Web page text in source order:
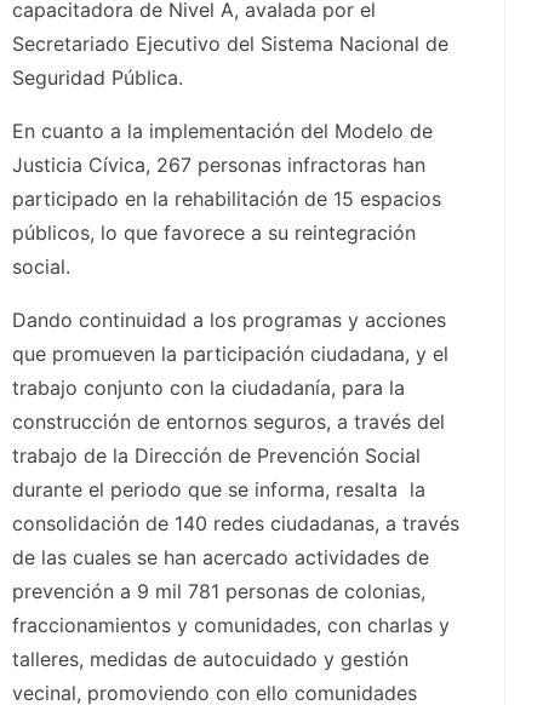
capacitadora de Nivel A, avalada por el
Secretariado Ejecutivo del Sistema Nacional de
Seguridad Pública.
En cuanto a la implementación del Modelo de
Justicia Cívica, 267 personas infractoras han
participado en la rehabilitación de 15 espacios
públicos, lo que favorece a su reintegración
social.
Dando continuidad a los programas y acciones
que promueven la participación ciudadana, y el
trabajo conjunto con la ciudadanía, para la
construcción de entornos seguros, a través del
trabajo de la Dirección de Prevención Social
durante el periodo que se informa, resalta la
consolidación de 140 redes ciudadanas, a través
de las cuales se han acercado actividades de
prevención a 9 mil 781 personas de colonias,
fraccionamientos y comunidades, con charlas y
talleres, medidas de autocuidado y gestión
vecinal, promoviendo con ello comunidades